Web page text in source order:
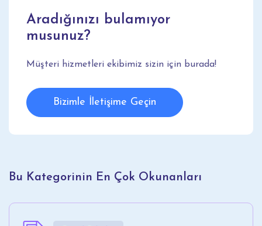
Aradığınızı bulamıyor
musunuz?
Müşteri hizmetleri ekibimiz sizin için burada!
Bizimle İletişime Geçin
Bu Kategorinin En Çok Okunanları